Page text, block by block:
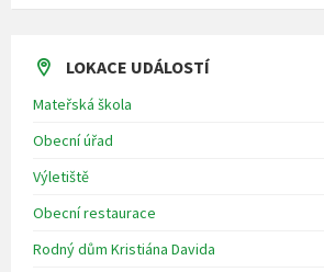
LOKACE UDÁLOSTÍ
Mateřská škola
Obecní úřad
Výletiště
Obecní restaurace
Rodný dům Kristiána Davida